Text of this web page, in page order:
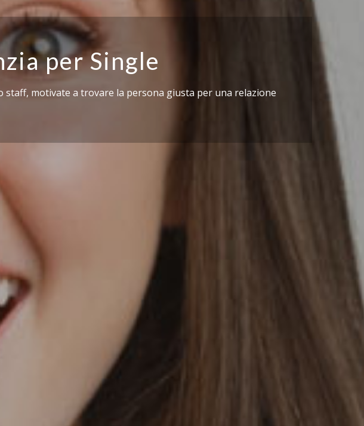
per Single
staff, motivate a trovare la persona giusta per una relazione